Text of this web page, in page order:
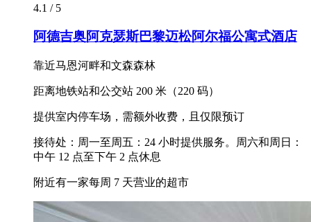
4.1 / 5
阿德吉奥阿克瑟斯巴黎迈松阿尔福公寓式酒店
靠近马恩河畔和文森森林
距离地铁站和公交站 200 米（220 码）
提供室内停车场，需额外收费，且仅限预订
接待处：周一至周五：24 小时提供服务。周六和周日：
中午 12 点至下午 2 点休息
附近有一家每周 7 天营业的超市